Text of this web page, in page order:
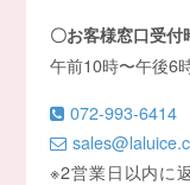
〇お客様窓口受付
午前10時〜午後6
072-993-6414
※2営業日以内に